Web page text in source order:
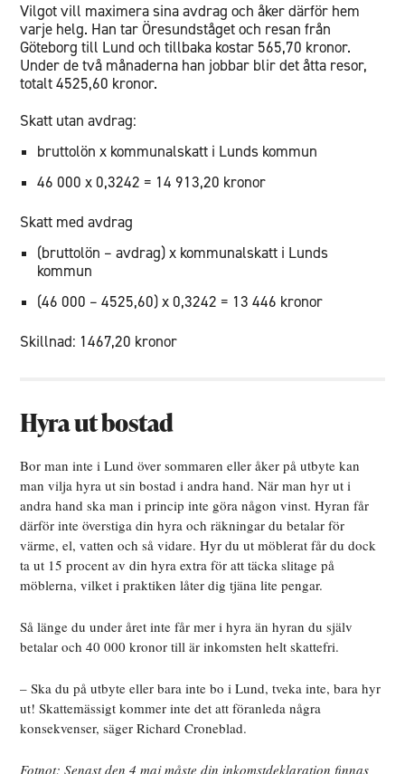
Vilgot vill maximera sina avdrag och åker därför hem
varje helg. Han tar Öresundståget och resan från
Göteborg till Lund och tillbaka kostar 565,70 kronor.
Under de två månaderna han jobbar blir det åtta resor,
totalt 4525,60 kronor.
Skatt utan avdrag:
bruttolön x kommunalskatt i Lunds kommun
46 000 x 0,3242 = 14 913,20 kronor
Skatt med avdrag
(bruttolön – avdrag) x kommunalskatt i Lunds
kommun
(46 000 – 4525,60) x 0,3242 = 13 446 kronor
Skillnad: 1467,20 kronor
Hyra ut bostad
Bor man inte i Lund över sommaren eller åker på utbyte kan
man vilja hyra ut sin bostad i andra hand. När man hyr ut i
andra hand ska man i princip inte göra någon vinst. Hyran får
därför inte överstiga din hyra och räkningar du betalar för
värme, el, vatten och så vidare. Hyr du ut möblerat får du dock
ta ut 15 procent av din hyra extra för att täcka slitage på
möblerna, vilket i praktiken låter dig tjäna lite pengar.
Så länge du under året inte får mer i hyra än hyran du själv
betalar och 40 000 kronor till är inkomsten helt skattefri.
– Ska du på utbyte eller bara inte bo i Lund, tveka inte, bara hyr
ut! Skattemässigt kommer inte det att föranleda några
konsekvenser, säger Richard Croneblad.
Fotnot: Senast den 4 maj måste din inkomstdeklaration finnas